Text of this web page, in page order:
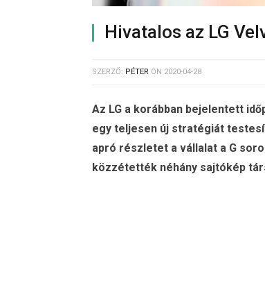
Hivatalos az LG
SZERZŐ: PÉTER ON 2020-04-28
Az LG a korábban bejelentett
egy teljesen új stratégiát
apró részletet a vállalat a G
közzétették néhány sajtókép